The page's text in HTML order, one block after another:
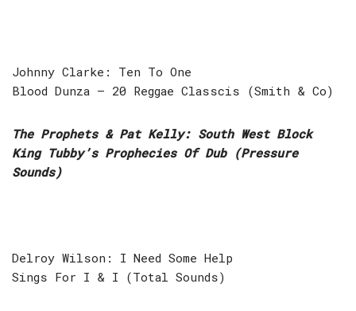
Johnny Clarke: Ten To One
Blood Dunza – 20 Reggae Classcis (Smith & Co)
The Prophets & Pat Kelly: South West Block
King Tubby’s Prophecies Of Dub (Pressure
Sounds)
Delroy Wilson: I Need Some Help
Sings For I & I (Total Sounds)